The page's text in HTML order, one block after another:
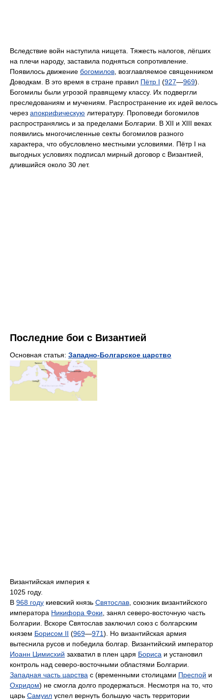
Вследствие войн наступила нищета. Тяжесть налогов, лёгших
на плечи народу, заставила подняться сопротивление.
Появилось движение богомилов , возглавляемое священником
Доводкам. В это время в стране правил Пётр I (927—969).
Богомилы были угрозой правящему классу. Их подвергли
преследованиям и мучениям. Распространение их идей велось
через апокрифическую литературу. Проповеди богомилов
распространялись и за пределами Болгарии. В XII и XIII веках
появились многочисленные секты богомилов разного
характера, что обусловлено местными условиями. Пётр I на
выгодных условиях подписал мирный договор с Византией,
длившийся около 30 лет.
Последние бои с Византией
Основная статья: Западно-Болгарское царство
Византийская империя к
1025 году.
В 968 году киевский князь Святослав, союзник византийского
императора Никифора Фоки, занял северо-восточную часть
Болгарии. Вскоре Святослав заключил союз с болгарским
князем Борисом II (969—971). Но византийская армия
вытеснила русов и победила болгар. Византийский император
Иоанн Цимисхий захватил в плен царя Бориса и установил
контроль над северо-восточными областями Болгарии.
Западная часть царства с (временными столицами Преспой и
Охридом) не смогла долго продержаться. Несмотря на то, что
царь Самуил успел вернуть большую часть территории